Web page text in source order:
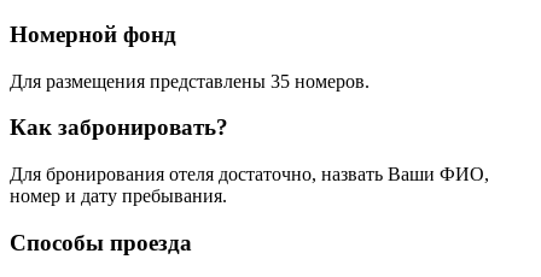
Номерной фонд
Для размещения представлены 35 номеров.
Как забронировать?
Для бронирования отеля достаточно, назвать Ваши ФИО,
номер и дату пребывания.
Способы проезда